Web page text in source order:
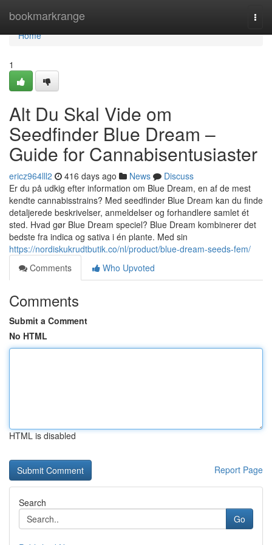
bookmarkrange
Home
Home
1
Alt Du Skal Vide om
Seedfinder Blue Dream –
Guide for Cannabisentusiaster
ericz964lll2 416 days ago News
Discuss
Er du på udkig efter information om Blue Dream, en af de mest
kendte cannabisstrains? Med seedfinder Blue Dream kan du finde
detaljerede beskrivelser, anmeldelser og forhandlere samlet ét
sted. Hvad gør Blue Dream speciel? Blue Dream kombinerer det
bedste fra indica og sativa i én plante. Med sin
https://nordiskukrudtbutik.co/nl/product/blue-dream-seeds-fem/
Comments
Who Upvoted
Comments
Submit a Comment
No HTML
HTML is disabled
Report Page
Search
Go